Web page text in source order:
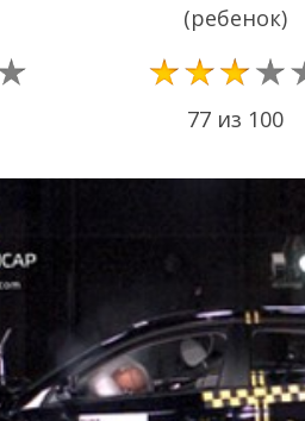
(ребенок)
77 из 100